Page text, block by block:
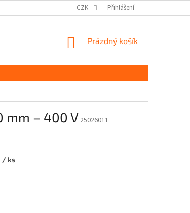
CZK Přihlášení
NÁKUPNÍ
Prázdný košík
mm – 400 V 25026011
/ ks